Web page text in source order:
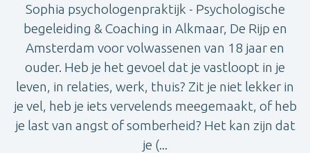
Sophia psychologenpraktijk - Psychologische
begeleiding & Coaching in Alkmaar, De Rijp en
Amsterdam voor volwassenen van 18 jaar en
ouder. Heb je het gevoel dat je vastloopt in je
leven, in relaties, werk, thuis? Zit je niet lekker in
je vel, heb je iets vervelends meegemaakt, of heb
je last van angst of somberheid? Het kan zijn dat
je (...